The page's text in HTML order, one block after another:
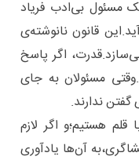
مسئول بی‌ادب فریاد
قانون نانوشته‌ی
اگر پاسخ
مسئولان به جای
ندارند.
قلم هستیم؛و اگر لازم
آن‌ها یادآوری